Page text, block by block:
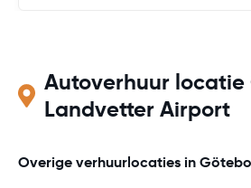
Autoverhuur locatie
Landvetter Airport
Overige verhuurlocaties in